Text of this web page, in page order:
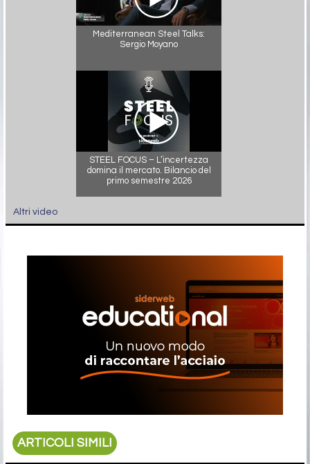
Mediterranean Steel Talks:
Sergio Moyano
STEEL FOCUS – L’incertezza
domina il mercato. Bilancio del
primo semestre 2026
Altri video
ARTICOLI SIMILI